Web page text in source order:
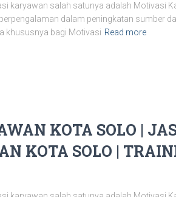
karyawan salah satunya adalah Motivasi
dalam peningkatan sumber
khususnya bagi Motivasi Read more
KOTA SOLO |
KOTA SOLO |